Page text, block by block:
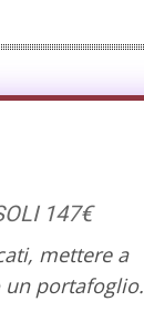
147€
mettere a
portafoglio.